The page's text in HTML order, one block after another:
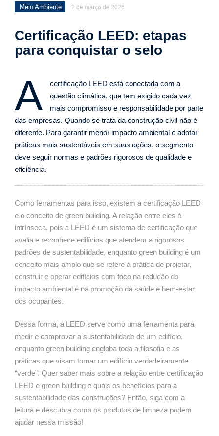
Meio Ambiente 2 de março de 2026
Certificação LEED: etapas
para conquistar o selo
A
certificação LEED está conectada com a
questão climática, que tem exigido cada vez
mais compromisso e responsabilidade por parte
das empresas. Quando se trata da construção civil não é
diferente. Para garantir menor impacto ambiental e adotar
práticas mais sustentáveis em suas ações, o segmento
deve seguir normas e padrões rigorosos de qualidade e
eficiência.
Como ferramentas para isso, existem a certificação LEED
e o conceito de green building. A relação entre eles é
intrínseca, pois a LEED é um sistema de certificação que
avalia e reconhece edifícios que atendem a rigorosos
padrões de sustentabilidade, enquanto green building é um
conceito mais amplo que se refere à prática de projetar,
construir e operar edifícios com foco na redução do
impacto ambiental e na promoção da saúde e bem-estar
dos ocupantes.
Dessa forma, a LEED serve como uma ferramenta para
medir e comprovar a sustentabilidade de um edifício,
enquanto green building engloba toda a filosofia e as
práticas que visam tornar um edifício verdadeiramente
“verde”. Quer saber mais sobre a relação entre certificação
LEED e green building e quais os benefícios para a
sustentabilidade das construções? Então, siga com a
leitura e descubra como os produtos de limpeza podem
ajudar nessa missão!